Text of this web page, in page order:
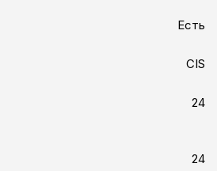
Есть
CIS
24
24